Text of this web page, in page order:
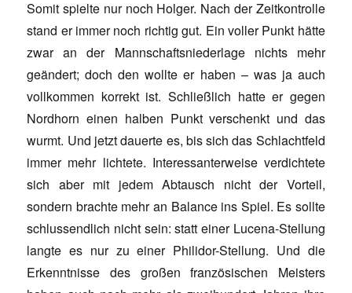
Somit spielte nur noch Holger. Nach der Zeitkontrolle
stand er immer noch richtig gut. Ein voller Punkt hätte
zwar an der Mannschaftsniederlage nichts mehr
geändert; doch den wollte er haben – was ja auch
vollkommen korrekt ist. Schließlich hatte er gegen
Nordhorn einen halben Punkt verschenkt und das
wurmt. Und jetzt dauerte es, bis sich das Schlachtfeld
immer mehr lichtete. Interessanterweise verdichtete
sich aber mit jedem Abtausch nicht der Vorteil,
sondern brachte mehr an Balance ins Spiel. Es sollte
schlussendlich nicht sein: statt einer Lucena-Stellung
langte es nur zu einer Philidor-Stellung. Und die
Erkenntnisse des großen französischen Meisters